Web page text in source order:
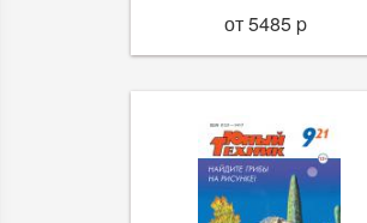
от 5485 p